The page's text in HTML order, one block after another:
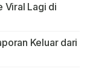
Viral Lagi di
Keluar dari